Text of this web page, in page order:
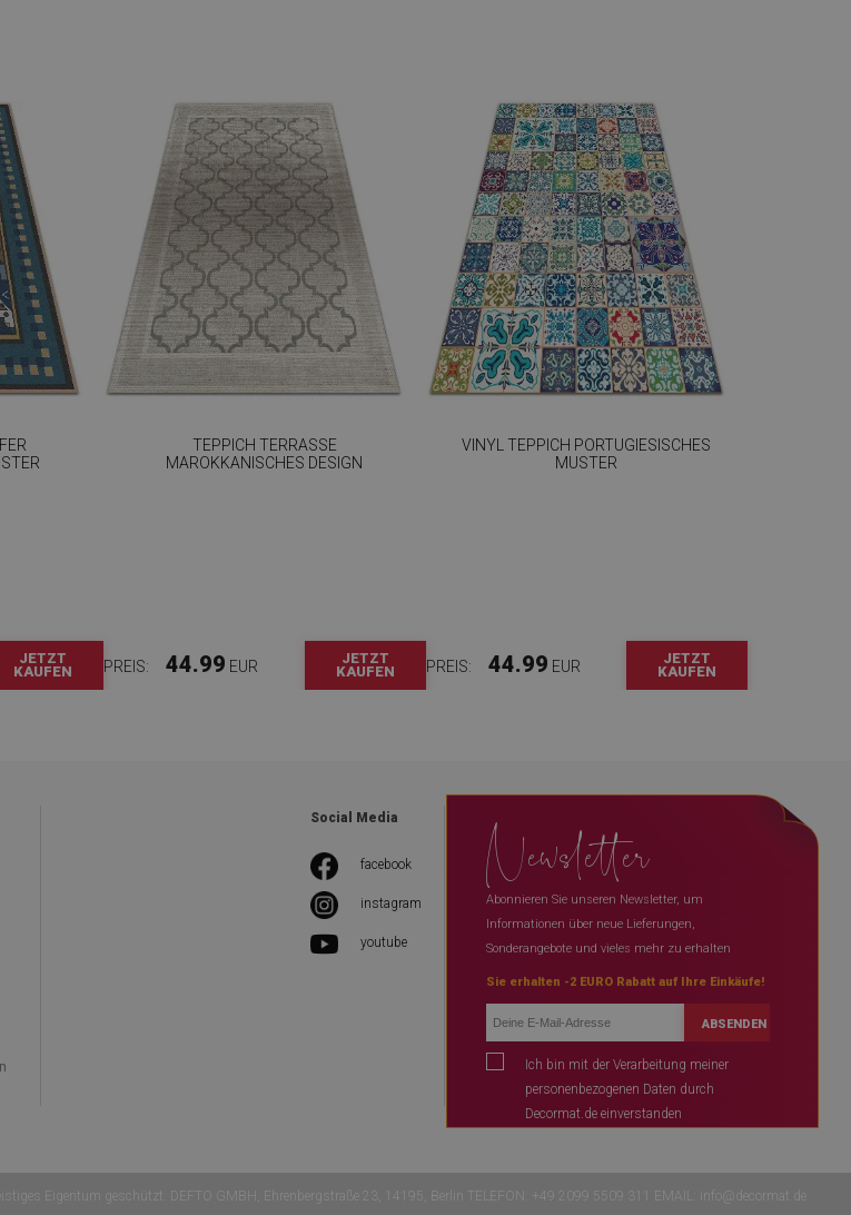
JETZT
KAUFEN
TEPPICH TERRASSE
MAROKKANISCHES DESIGN
PREIS: 44.99 EUR
JETZT
KAUFEN
VINYL TEPPICH PORTUGIESISCHES
MUSTER
PREIS: 44.99 EUR
JETZT
KAUFEN
Social Media
facebook
instagram
youtube
Newsletter
Abonnieren Sie unseren Newsletter, um
Informationen über neue Lieferungen,
Sonderangebote und vieles mehr zu erhalten
Sie erhalten -2 EURO Rabatt auf Ihre Einkäufe!
ABSENDEN
Ich bin mit der Verarbeitung meiner
personenbezogenen Daten durch
Decormat.de einverstanden
Eigentum geschützt. DEFTO GMBH, Ehrenbergstraße 23, 14195, Berlin TELEFON: +49 2099 5509 311 EMAIL: info@decormat.de